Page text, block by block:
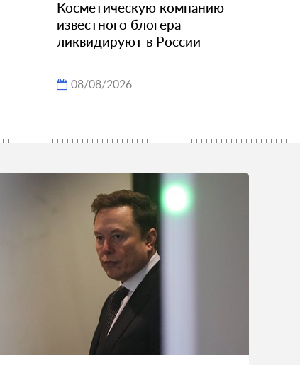
Косметическую компанию
известного блогера
ликвидируют в России
08/08/2026